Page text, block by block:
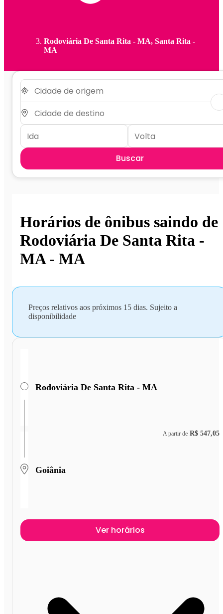
Rodoviária De Santa Rita - MA, Santa Rita -
MA
Buscar
Horários de ônibus saindo de
Rodoviária De Santa Rita -
MA - MA
Preços relativos aos próximos 15 dias. Sujeito a
disponibilidade
Rodoviária De Santa Rita - MA
Goiânia
A partir de R$ 547,05
Ver horários